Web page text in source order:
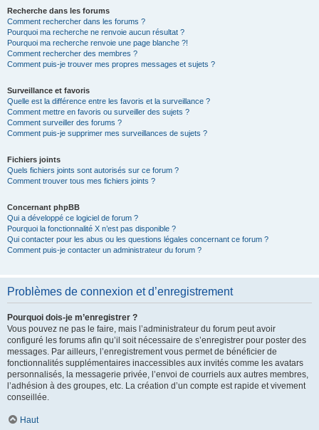
Recherche dans les forums
Comment rechercher dans les forums ?
Pourquoi ma recherche ne renvoie aucun résultat ?
Pourquoi ma recherche renvoie une page blanche ?!
Comment rechercher des membres ?
Comment puis-je trouver mes propres messages et sujets ?
Surveillance et favoris
Quelle est la différence entre les favoris et la surveillance ?
Comment mettre en favoris ou surveiller des sujets ?
Comment surveiller des forums ?
Comment puis-je supprimer mes surveillances de sujets ?
Fichiers joints
Quels fichiers joints sont autorisés sur ce forum ?
Comment trouver tous mes fichiers joints ?
Concernant phpBB
Qui a développé ce logiciel de forum ?
Pourquoi la fonctionnalité X n’est pas disponible ?
Qui contacter pour les abus ou les questions légales concernant ce forum ?
Comment puis-je contacter un administrateur du forum ?
Problèmes de connexion et d’enregistrement
Pourquoi dois-je m’enregistrer ?
Vous pouvez ne pas le faire, mais l’administrateur du forum peut avoir
configuré les forums afin qu’il soit nécessaire de s’enregistrer pour poster des
messages. Par ailleurs, l’enregistrement vous permet de bénéficier de
fonctionnalités supplémentaires inaccessibles aux invités comme les avatars
personnalisés, la messagerie privée, l’envoi de courriels aux autres membres,
l’adhésion à des groupes, etc. La création d’un compte est rapide et vivement
conseillée.
Haut